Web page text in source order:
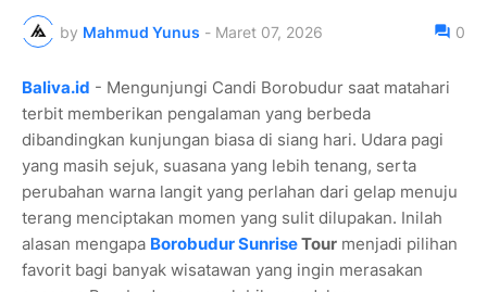
by Mahmud Yunus - Maret 07, 2026 0
Baliva.id - Mengunjungi Candi Borobudur saat matahari
terbit memberikan pengalaman yang berbeda
dibandingkan kunjungan biasa di siang hari. Udara pagi
yang masih sejuk, suasana yang lebih tenang, serta
perubahan warna langit yang perlahan dari gelap menuju
terang menciptakan momen yang sulit dilupakan. Inilah
alasan mengapa Borobudur SunriseTour menjadi pilihan
favorit bagi banyak wisatawan yang ingin merasakan